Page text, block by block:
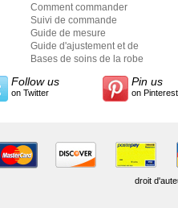
Comment commander
Suivi de commande
Guide de mesure
Guide d'ajustement et de
style
Bases de soins de la robe
Follow us
on Twitter
Pin us
on Pinterest
droit